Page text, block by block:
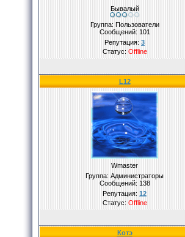
Бывалый
Группа: Пользователи
Сообщений: 101
Репутация: 3
Статус: Offline
L12
Wmaster
Группа: Администраторы
Сообщений: 138
Репутация: 12
Статус: Offline
Котэ